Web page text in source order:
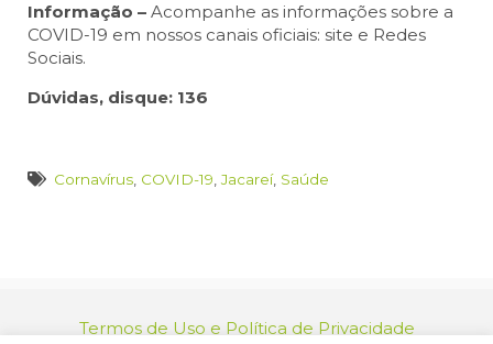
Informação – Acompanhe as informações sobre a
COVID-19 em nossos canais oficiais: site e Redes
Sociais.
Dúvidas, disque: 136
Cornavírus COVID-19 ,Jacareí, Saúde
Termos de Uso e Política de Privacidade